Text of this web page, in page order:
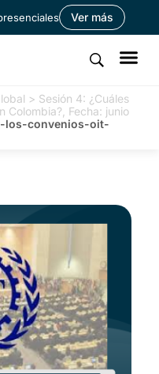
Ver más
> Sesión 4: ¿Cuáles
Colombia?, Fecha: junio
los-convenios-oit-